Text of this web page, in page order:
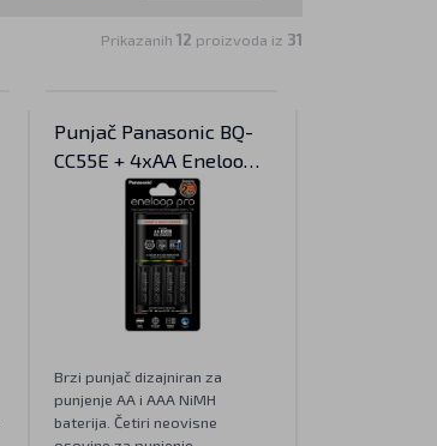
Prikazanih12 proizvoda iz 31
Punjač Panasonic BQ-
CC55E + 4xAA Eneloop
Brzi punjač dizajniran za
punjenje AA i AAA NiMH
baterija. Četiri neovisne